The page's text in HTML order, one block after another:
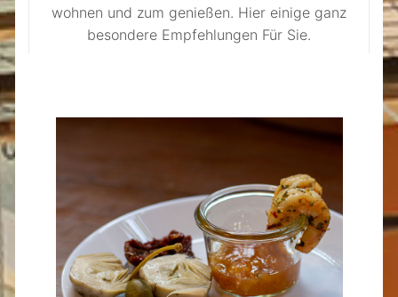
wohnen und zum genießen. Hier einige ganz
besondere Empfehlungen Für Sie.